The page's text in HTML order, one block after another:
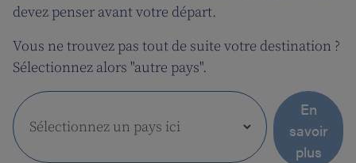
devez penser avant votre départ.
Vous ne trouvez pas tout de suite votre destination ?
Sélectionnez alors "autre pays".
En
savoir
plus